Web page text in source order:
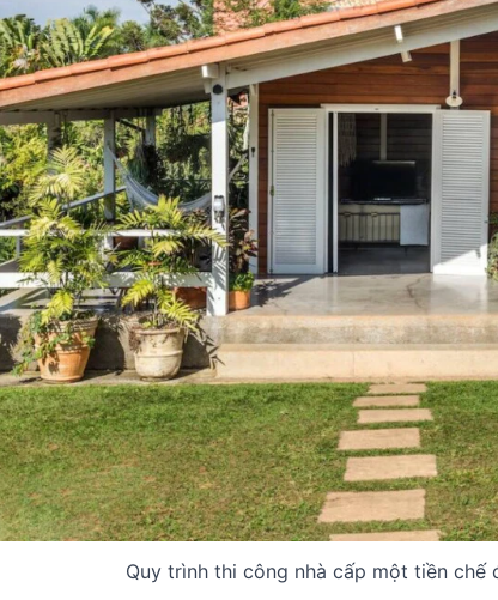
Quy trình thi công nhà cấp một tiền chế